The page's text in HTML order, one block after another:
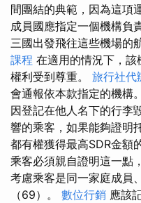
間團結的典範，因為這項
成員國應指定一個機構負
三國出發飛往這些機場的
課程 在適用的情況下，
權利受到尊重。 旅行社代
會通報依本款指定的機構。
因登記在他人名下的行李
響的乘客，如果能夠證明
都有權獲得最高SDR金額
乘客必須親自證明這一點
考慮乘客是同一家庭成員
（69）。 數位行銷 應該